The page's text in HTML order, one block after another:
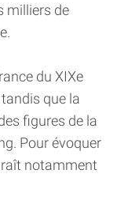
milliers de
du XIXe
que la
figures de la
Pour évoquer
notamment